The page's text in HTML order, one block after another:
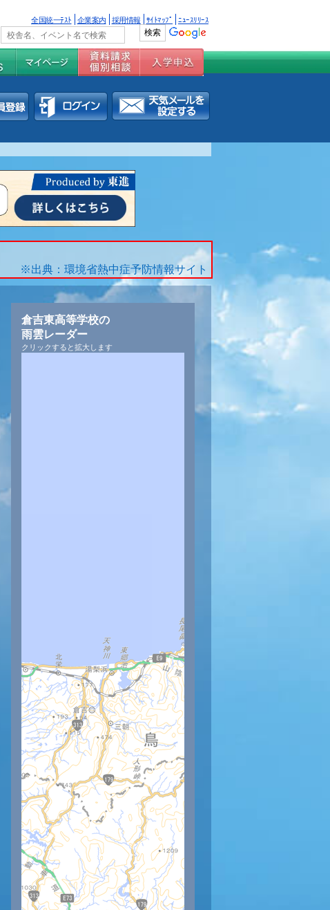
全国統一ﾃｽﾄ 企業案内 採用情報 ｻｲﾄﾏｯﾌﾟ ﾆｭｰｽﾘﾘｰｽ
※出典：環境省熱中症予防情報サイト
11時 12時 13時 14時 15時 16時
倉吉東高等学校の
雨雲レーダー
クリックすると拡大します